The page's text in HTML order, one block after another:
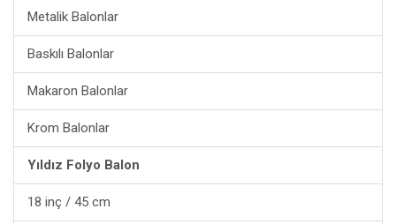
Metalik Balonlar
Baskılı Balonlar
Makaron Balonlar
Krom Balonlar
Yıldız Folyo Balon
18 inç / 45 cm